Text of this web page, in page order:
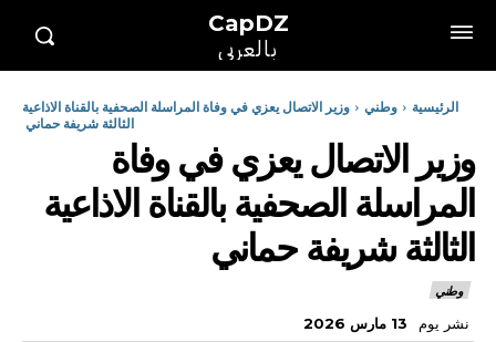
CapDZ
بالعربي
الرئيسية وطني
وزير الاتصال يعزي في وفاة المراسلة الصحفية بالقناة الاذاعية
الثالثة شريفة حماني
وزير الاتصال يعزي في وفاة
المراسلة الصحفية بالقناة الاذاعية
الثالثة شريفة حماني
وطني
نشر يوم 13 مارس 2026